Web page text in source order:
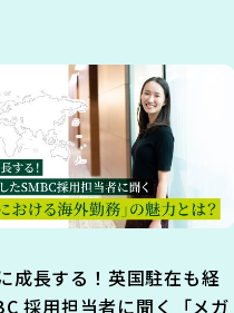
成長する！英国駐在も経
採用担当者に聞く「メガ